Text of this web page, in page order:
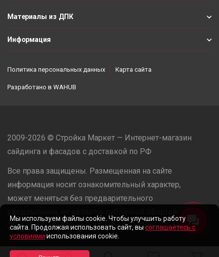
Материалы из ДПК
Информация
Политика персональных данных Карта сайта
Разработано в WAHUB
2009-2026 © Стройка Маркет — Интернет-магазин
сайдинга и фасадов с доставкой по РФ
Все права защищены. Размещенная на сайте
информация носит ознакомительный характер,
может меняться без предварительного
ООО «Стройка Маркет» | ОГРН: 1235000079918
Разработано в
Мы используем файлы cookie. Чтобы улучшить работу
сайта. Продолжая использовать сайт, вы соглашаетесь с
условиями использования cookie.